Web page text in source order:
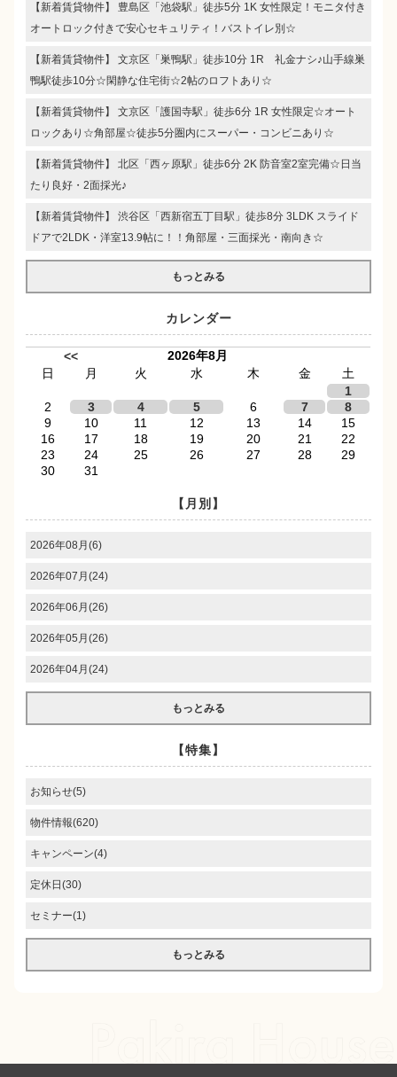
【新着賃貸物件】 豊島区「池袋駅」徒歩5分 1K 女性限定！モニタ付き
オートロック付きで安心セキュリティ！バストイレ別☆
【新着賃貸物件】 文京区「巣鴨駅」徒歩10分 1R 礼金ナシ♪山手線巣
鴨駅徒歩10分☆閑静な住宅街☆2帖のロフトあり☆
【新着賃貸物件】 文京区「護国寺駅」徒歩6分 1R 女性限定☆オート
ロックあり☆角部屋☆徒歩5分圏内にスーパー・コンビニあり☆
【新着賃貸物件】 北区「西ヶ原駅」徒歩6分 2K 防音室2室完備☆日当
たり良好・2面採光♪
【新着賃貸物件】 渋谷区「西新宿五丁目駅」徒歩8分 3LDK スライド
ドアで2LDK・洋室13.9帖に！！角部屋・三面採光・南向き☆
もっとみる
カレンダー
<<
2026年8月
日
月 火 水 木 金
土
1
2
3 4 5 6 7
8
9
10 11 12 13 14
15
16
17 18 19 20 21
22
23
24 25 26 27 28
29
30
31
【月別】
2026年08月(6)
2026年07月(24)
2026年06月(26)
2026年05月(26)
2026年04月(24)
もっとみる
【特集】
お知らせ(5)
物件情報(620)
キャンペーン(4)
定休日(30)
セミナー(1)
もっとみる